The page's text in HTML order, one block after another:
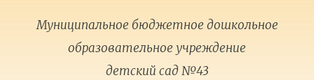
Муниципальное бюджетное дошкольное
образовательное учреждение
детский сад №43